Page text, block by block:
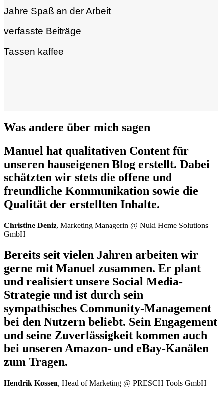
Jahre Spaß an der Arbeit
verfasste Beiträge
Tassen kaffee
Was andere über mich sagen
Manuel hat qualitativen Content für
unseren hauseigenen Blog erstellt. Dabei
schätzten wir stets die offene und
freundliche Kommunikation sowie die
Qualität der erstellten Inhalte.
Christine Deniz, Marketing Managerin @ Nuki Home Solutions
GmbH
Bereits seit vielen Jahren arbeiten wir
gerne mit Manuel zusammen. Er plant
und realisiert unsere Social Media-
Strategie und ist durch sein
sympathisches Community-Management
bei den Nutzern beliebt. Sein Engagement
und seine Zuverlässigkeit kommen auch
bei unseren Amazon- und eBay-Kanälen
zum Tragen.
Hendrik Kossen, Head of Marketing @ PRESCH Tools GmbH